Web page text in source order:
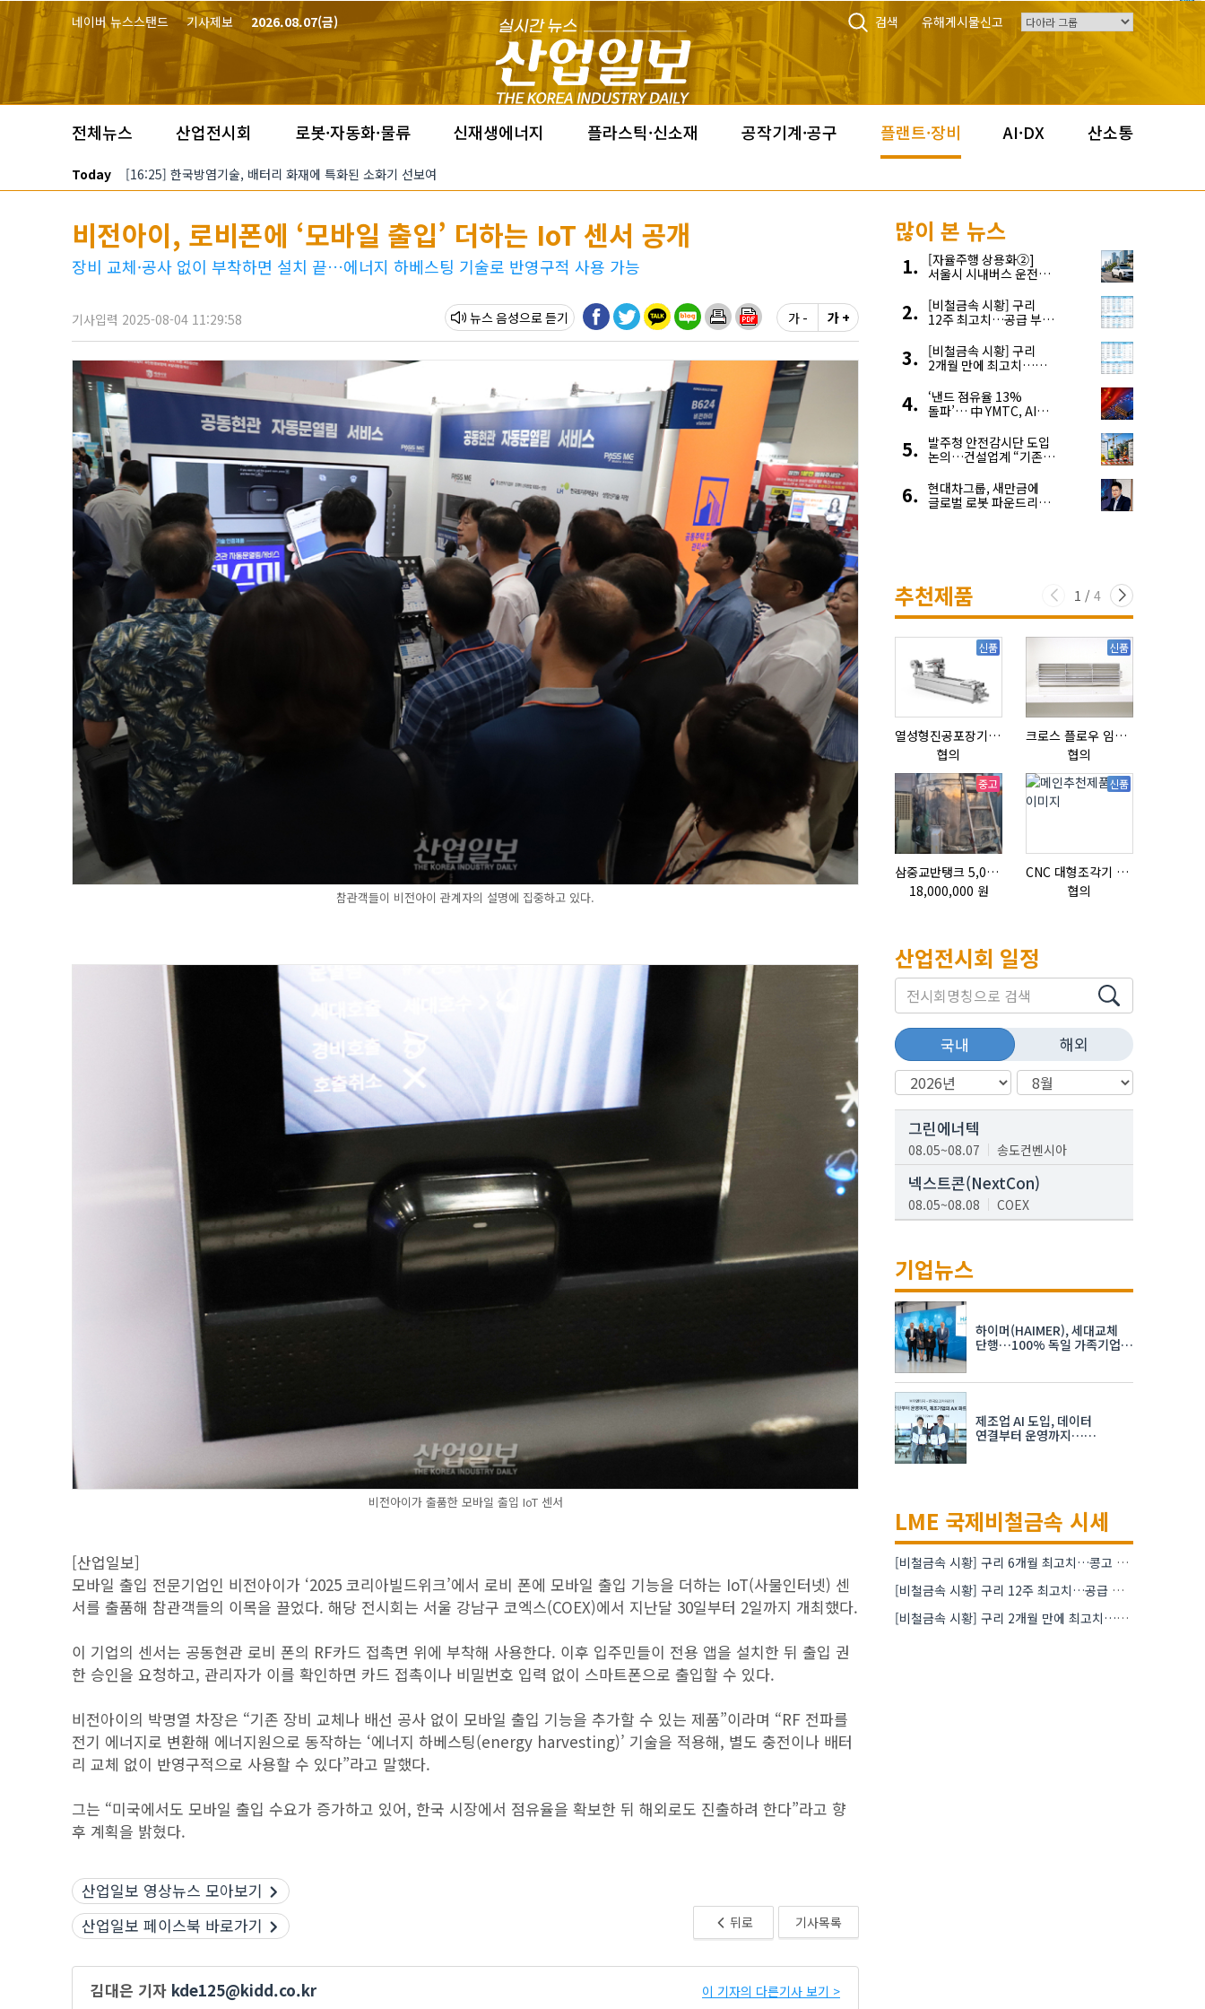
본문 바로가기
네이버 뉴스스탠드 기사제보 2026.08.07(금) 검색 유해게시물신고
전체뉴스 산업전시회 로봇·자동화·물류 신재생에너지 플라스틱·신소재 공작기계·공구 플랜트·장비 AI·DX 산소통
Today [16:25] 한국방염기술, 배터리 화재에 특화된 소화기 선보여
비전아이, 로비폰에 ‘모바일 출입’ 더하는 IoT 센서 공개
장비 교체·공사 없이 부착하면 설치 끝…에너지 하베스팅 기술로 반영구적 사용 가능
기사입력 2025-08-04 11:29:58 뉴스 음성 가 - 가 +
참관객들이 비전아이 관계자의 설명에 집중하고 있다.
비전아이가 출품한 모바일 출입 IoT 센서
[산업일보]
모바일 출입 전문기업인 비전아이가 ‘2025 코리아빌드위크’에서 로비 폰에 모바일 출입 기능을 더하는 IoT(사물인터넷) 센
서를 출품해 참관객들의 이목을 끌었다. 해당 전시회는 서울 강남구 코엑스(COEX)에서 지난달 30일부터 2일까지 개최했다.
이 기업의 센서는 공동현관 로비 폰의 RF카드 접촉면 위에 부착해 사용한다. 이후 입주민들이 전용 앱을 설치한 뒤 출입 권
한 승인을 요청하고, 관리자가 이를 확인하면 카드 접촉이나 비밀번호 입력 없이 스마트폰으로 출입할 수 있다.
비전아이의 박명열 차장은 “기존 장비 교체나 배선 공사 없이 모바일 출입 기능을 추가할 수 있는 제품”이라며 “RF 전파를
전기 에너지로 변환해 에너지원으로 동작하는 ‘에너지 하베스팅(energy harvesting)’ 기술을 적용해, 별도 충전이나 배터
리 교체 없이 반영구적으로 사용할 수 있다”라고 말했다.
그는 “미국에서도 모바일 출입 수요가 증가하고 있어, 한국 시장에서 점유율을 확보한 뒤 해외로도 진출하려 한다”라고 향
후 계획을 밝혔다.
뒤로 기사목록
산업일보 영상뉴스 모아보기
산업일보 페이스북 바로가기
김대은 기자 kde125@kidd.co.kr 이 기자의 다른기사 보기 >
많이 본 뉴스
[자율주행 상용화②]
서울시 시내버스 운전자
해결한다
[비철금속 시황] 구리
12주 최고치…공급 부족
[비철금속 시황] 구리
2개월 만에 최고치…
우려 확대
‘낸드 점유율 13%
돌파’… 中 YMTC, AI
4위 맹추격
발주청 안전감시단 도입
논의…건설업계 “기존
현대차그룹, 새만금에
글로벌 로봇 파운드리
추천제품 1 / 4
신품
열성형진공포장기 표준형 모델 OMNIVAC S-200
협의
신품
크로스 플로우 임펠라
협의
중고
삼중교반탱크 5,000L
18,000,000 원
신품
CNC 대형조각기 K-2040B
협의
산업전시회 일정
국내 해외
그린에너텍
08.05~08.07 송도컨벤시아
넥스트콘(NextCon)
08.05~08.08 COEX
08.19~08.21
K-PRINT
08.19~08.22
자율주행모빌리티산업전
08.25~08.27
차세대 반도체 패키징 산업전
08.26~08.28 수원컨벤션센터
기업뉴스
하이머(HAIMER), 세대교체
단행…100% 독일 가족기업
제조업 AI 도입, 데이터
연결부터 운영까지…
LME 국제비철금속 시세
[비철금속 시황] 구리 6개월 최고치…콩고 수출 규제에 공급 우려 확대
[비철금속 시황] 구리 12주 최고치…공급 부족 우려에 강세
[비철금속 시황] 구리 2개월 만에 최고치…재고 감소에 공급 부족 우려 확대